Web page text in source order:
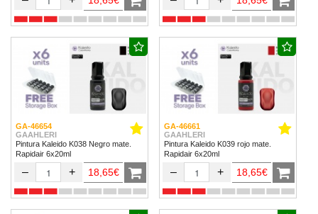
GA-46654
GAAHLERI
Pintura Kaleido K038 Negro mate.
Rapidair 6x20ml
– + 18,65€
GA-46661
GAAHLERI
Pintura Kaleido K039 rojo mate.
Rapidair 6x20ml
– + 18,65€